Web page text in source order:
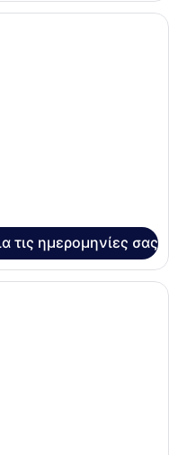
σαλόνι με έναν
τις ημερομηνίες σας
σαλόνι με έναν